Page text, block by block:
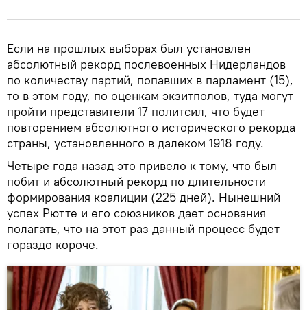
Если на прошлых выборах был установлен
абсолютный рекорд послевоенных Нидерландов
по количеству партий, попавших в парламент (15),
то в этом году, по оценкам экзитполов, туда могут
пройти представители 17 политсил, что будет
повторением абсолютного исторического рекорда
страны, установленного в далеком 1918 году.
Четыре года назад это привело к тому, что был
побит и абсолютный рекорд по длительности
формирования коалиции (225 дней). Нынешний
успех Рютте и его союзников дает основания
полагать, что на этот раз данный процесс будет
гораздо короче.